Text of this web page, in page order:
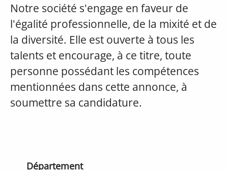
Notre société s'engage en faveur de
l'égalité professionnelle, de la mixité et de
la diversité. Elle est ouverte à tous les
talents et encourage, à ce titre, toute
personne possédant les compétences
mentionnées dans cette annonce, à
soumettre sa candidature.
Département